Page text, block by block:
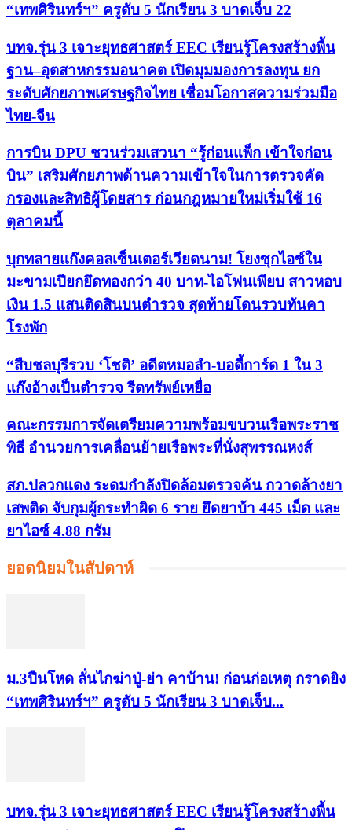
“เทพศิรินทร์ฯ” ครูดับ 5 นักเรียน 3 บาดเจ็บ 22
บทจ.รุ่น 3 เจาะยุทธศาสตร์ EEC เรียนรู้โครงสร้างพื้น
ฐาน–อุตสาหกรรมอนาคต เปิดมุมมองการลงทุน ยก
ระดับศักยภาพเศรษฐกิจไทย เชื่อมโอกาสความร่วมมือ
ไทย-จีน
การบิน DPU ชวนร่วมเสวนา “รู้ก่อนแพ็ก เข้าใจก่อน
บิน” เสริมศักยภาพด้านความเข้าใจในการตรวจคัด
กรองและสิทธิผู้โดยสาร ก่อนกฎหมายใหม่เริ่มใช้ 16
ตุลาคมนี้
บุกทลายแก๊งคอลเซ็นเตอร์เวียดนาม! โยงซุกไอซ์ใน
มะขามเปียกยึดทองกว่า 40 บาท-ไอโฟนเพียบ สาวหอบ
เงิน 1.5 แสนติดสินบนตำรวจ สุดท้ายโดนรวบทันคา
โรงพัก
“สืบชลบุรีรวบ ‘โชติ’ อดีตหมอลำ-บอดี้การ์ด 1 ใน 3
แก๊งอ้างเป็นตำรวจ รีดทรัพย์เหยื่อ
คณะกรรมการจัดเตรียมความพร้อมขบวนเรือพระราช
พิธี อำนวยการเคลื่อนย้ายเรือพระที่นั่งสุพรรณหงส์
สภ.ปลวกแดง ระดมกำลังปิดล้อมตรวจค้น กวาดล้างยา
เสพติด จับกุมผู้กระทำผิด 6 ราย ยึดยาบ้า 445 เม็ด และ
ยาไอซ์ 4.88 กรัม
ยอดนิยมในสัปดาห์
ม.3ปืนโหด ลั่นไกฆ่าปู่-ย่า คาบ้าน! ก่อนก่อเหตุ กราดยิง
“เทพศิรินทร์ฯ” ครูดับ 5 นักเรียน 3 บาดเจ็บ...
บทจ.รุ่น 3 เจาะยุทธศาสตร์ EEC เรียนรู้โครงสร้างพื้น